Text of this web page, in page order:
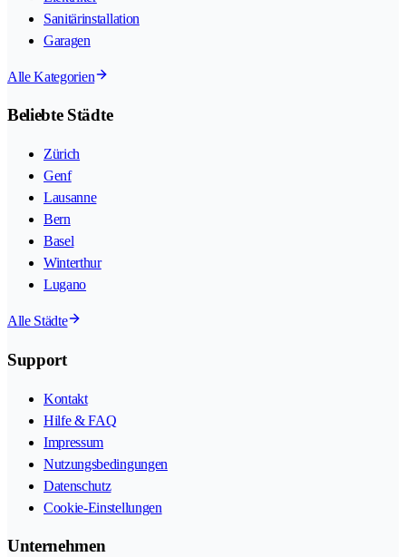
Sanitärinstallation
Garagen
Alle Kategorien
Beliebte Städte
Zürich
Genf
Lausanne
Bern
Basel
Winterthur
Lugano
Alle Städte
Support
Kontakt
Hilfe & FAQ
Impressum
Nutzungsbedingungen
Datenschutz
Cookie-Einstellungen
Unternehmen